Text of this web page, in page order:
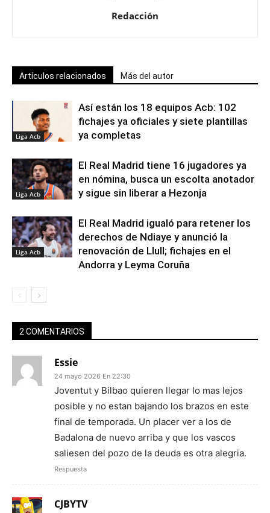
Redacción
Artículos relacionados Más del autor
Liga Acb
Así están los 18 equipos Acb: 102
fichajes ya oficiales y siete plantillas
ya completas
Liga Acb
El Real Madrid tiene 16 jugadores ya
en nómina, busca un escolta anotador
y sigue sin liberar a Hezonja
Liga Acb
El Real Madrid igualó para retener los
derechos de Ndiaye y anunció la
renovación de Llull; fichajes en el
Andorra y Leyma Coruña
2 COMENTARIOS
Essie
24 mayo 2026 En 22:30
Joventut y Bilbao quieren llegar lo mas lejos
posible y no estan bajando los brazos en este
final de temporada. Un placer ver a los de
Badalona de nuevo arriba y que los vascos
saliesen del pozo de la deuda es otra alegria.
Respuesta
CJBYTV